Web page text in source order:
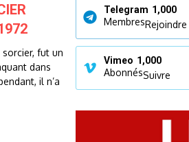
fut un
dans
il n’a
Telegram 1,000
MembresRejoindre
Vimeo 1,000
AbonnésSuivre